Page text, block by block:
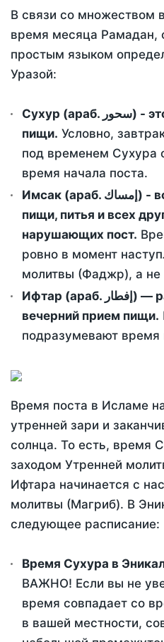
В связи со множеством
время месяца Рамадан,
простым языком
Уразой:
Сухур (араб. سحور) - это утренний прием
пищи. Условно,
под временем Сухура
время начала поста.
Имсак (араб. إمساك) - воздержание от приема
пищи, питья и всех
нарушающих пост.
ровно в момент
молитвы (Фаджр), а не
Ифтар (араб. إفطار) — разговение - это
вечерний прием пищи.
подразумевают время
Время поста в Исламе
утренней зари и
солнца. То есть, время
заходом Утренней
Ифтара начинается с
молитвы (Магриб). В
следующее расписание:
Время Сухура в
ВАЖНО! Если вы не
время совпадает со
в вашей местности,